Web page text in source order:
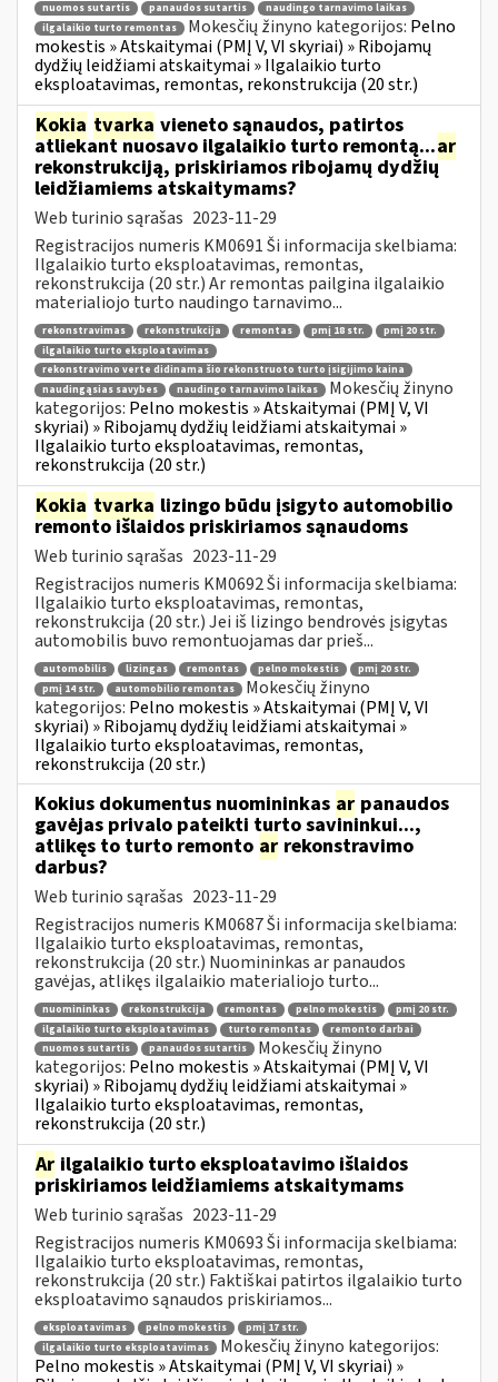
nuomos sutartis
panaudos sutartis
naudingo tarnavimo laikas
ilgalaikio turto remontas
Mokesčių žinyno kategorijos: Pelno
mokestis » Atskaitymai (PMĮ V, VI skyriai) » Ribojamų
dydžių leidžiami atskaitymai » Ilgalaikio turto
eksploatavimas, remontas, rekonstrukcija (20 str.)
Kokia tvarka vieneto sąnaudos, patirtos
atliekant nuosavo ilgalaikio turto remontą...ar
rekonstrukciją, priskiriamos ribojamų dydžių
leidžiamiems atskaitymams?
Web turinio sąrašas 2023-11-29
Registracijos numeris KM0691 Ši informacija skelbiama:
Ilgalaikio turto eksploatavimas, remontas,
rekonstrukcija (20 str.) Ar remontas pailgina ilgalaikio
materialiojo turto naudingo tarnavimo...
rekonstravimas rekonstrukcija remontas pmį 18 str.
pmį 20 str.
ilgalaikio turto eksploatavimas
rekonstravimo verte didinama šio rekonstruoto turto įsigijimo kaina
naudingąsias savybes
naudingo tarnavimo laikas
Mokesčių žinyno
kategorijos: Pelno mokestis » Atskaitymai (PMĮ V, VI
skyriai) » Ribojamų dydžių leidžiami atskaitymai »
Ilgalaikio turto eksploatavimas, remontas,
rekonstrukcija (20 str.)
Kokia tvarka lizingo būdu įsigyto automobilio
remonto išlaidos priskiriamos sąnaudoms
Web turinio sąrašas 2023-11-29
Registracijos numeris KM0692 Ši informacija skelbiama:
Ilgalaikio turto eksploatavimas, remontas,
rekonstrukcija (20 str.) Jei iš lizingo bendrovės įsigytas
automobilis buvo remontuojamas dar prieš...
automobilis lizingas remontas pelno mokestis
pmį 20 str.
pmį 14 str.
automobilio remontas
Mokesčių žinyno
kategorijos: Pelno mokestis » Atskaitymai (PMĮ V, VI
skyriai) » Ribojamų dydžių leidžiami atskaitymai »
Ilgalaikio turto eksploatavimas, remontas,
rekonstrukcija (20 str.)
Kokius dokumentus nuomininkas ar panaudos
gavėjas privalo pateikti turto savininkui...,
atlikęs to turto remonto ar rekonstravimo
darbus?
Web turinio sąrašas 2023-11-29
Registracijos numeris KM0687 Ši informacija skelbiama:
Ilgalaikio turto eksploatavimas, remontas,
rekonstrukcija (20 str.) Nuomininkas ar panaudos
gavėjas, atlikęs ilgalaikio materialiojo turto...
nuomininkas rekonstrukcija remontas pelno mokestis
pmį 20 str.
ilgalaikio turto eksploatavimas
turto remontas
remonto darbai
nuomos sutartis
panaudos sutartis
Mokesčių žinyno
kategorijos: Pelno mokestis » Atskaitymai (PMĮ V, VI
skyriai) » Ribojamų dydžių leidžiami atskaitymai »
Ilgalaikio turto eksploatavimas, remontas,
rekonstrukcija (20 str.)
Ar ilgalaikio turto eksploatavimo išlaidos
priskiriamos leidžiamiems atskaitymams
Web turinio sąrašas 2023-11-29
Registracijos numeris KM0693 Ši informacija skelbiama:
Ilgalaikio turto eksploatavimas, remontas,
rekonstrukcija (20 str.) Faktiškai patirtos ilgalaikio turto
eksploatavimo sąnaudos priskiriamos...
eksploatavimas pelno mokestis
pmį 17 str.
ilgalaikio turto eksploatavimas
Mokesčių žinyno kategorijos:
Pelno mokestis » Atskaitymai (PMĮ V, VI skyriai) »